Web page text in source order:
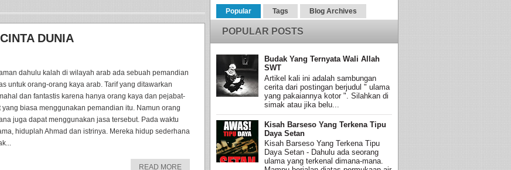
DUNIA
dahulu kalah di wilayah arab ada sebuah pemandian
untuk orang-orang kaya arab. Tarif yang ditawarkan
dan fantastis karena hanya orang kaya dan pejabat-
yang biasa menggunakan pemandian itu. Namun orang
juga dapat menggunakan jasa tersebut. Pada waktu
hiduplah Ahmad dan istrinya. Mereka hidup sederhana
READ MORE
Popular Tags Blog Archives
POPULAR POSTS
Budak Yang Ternyata Wali Allah
SWT
Artikel kali ini adalah sambungan
cerita dari postingan berjudul " ulama
yang pakaiannya kotor ". Silahkan di
simak atau jika belu...
Kisah Barseso Yang Terkena Tipu
Daya Setan
Kisah Barseso Yang Terkena Tipu
Daya Setan - Dahulu ada seorang
ulama yang terkenal dimana-mana.